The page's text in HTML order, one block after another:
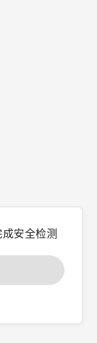
安全检测